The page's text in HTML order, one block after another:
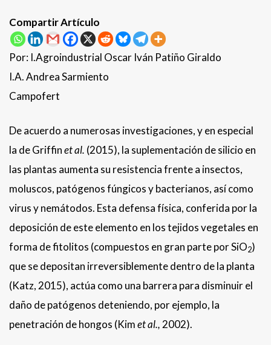
Compartir Artículo
Por: I.Agroindustrial Oscar Iván Patiño Giraldo
I.A. Andrea Sarmiento
Campofert
De acuerdo a numerosas investigaciones, y en especial
la de Griffinet al. (2015), la suplementación de silicio en
las plantas aumenta su resistencia frente a insectos,
moluscos, patógenos fúngicos y bacterianos, así como
virus y nemátodos. Esta defensa física, conferida por la
deposición de este elemento en los tejidos vegetales en
forma de fitolitos (compuestos en gran parte por SiO2)
que se depositan irreversiblemente dentro de la planta
(Katz, 2015), actúa como una barrera para disminuir el
daño de patógenos deteniendo, por ejemplo, la
penetración de hongos (Kimet al., 2002).